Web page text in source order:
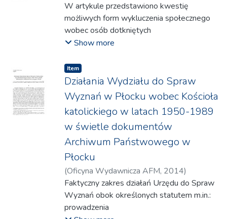
W artykule przedstawiono kwestię
możliwych form wykluczenia społecznego
wobec osób dotkniętych
zespołem Aspergera i ADHD. Choroby te,
siebie
podobne, ponieważ obie poważnie
utrudniają relacje międzyludzkie, mogące
powodować bardzo
negatywne reakcje ze strony środowiska,
przyjmując formę nawet wykluczenia
społecznego. Ich
wspólną cechą jest również fakt, że choroby
te pojawiają się we wczesnym dzieciństwie,
a zatem
w szczególnie wrażliwym okresie życia, gdy
kontakty ze środowiskiem społecznym są
potrzebne do
Show more
Item
Działania Wydziału do Spraw
Wyznań w Płocku wobec Kościoła
katolickiego w latach 1950-1989
w świetle dokumentów
Archiwum Państwowego w
Płocku
(Oficyna Wydawnicza AFM, 2014)
Szymański, Andrzej
Faktyczny zakres działań Urzędu do Spraw
Wyznań obok określonych statutem m.in.:
prowadzenia